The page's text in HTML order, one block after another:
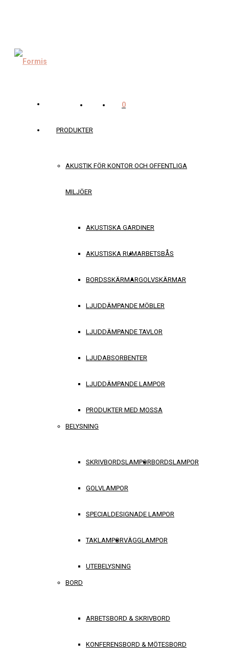
PRODUKTER
AKUSTIK FÖR KONTOR OCH OFFENTLIGA
MILJÖER
AKUSTISKA GARDINER
AKUSTISKA RUMARBETSBÅS
BORDSSKÄRMARGOLVSKÄRMAR
LJUDDÄMPANDE MÖBLER
LJUDDÄMPANDE TAVLOR
LJUDABSORBENTER
LJUDDÄMPANDE LAMPOR
PRODUKTER MED MOSSA
BELYSNING
SKRIVBORDSLAMPORBORDSLAMPOR
GOLVLAMPOR
SPECIALDESIGNADE LAMPOR
TAKLAMPORVÄGGLAMPOR
UTEBELYSNING
BORD
ARBETSBORD & SKRIVBORD
KONFERENSBORD & MÖTESBORD
0